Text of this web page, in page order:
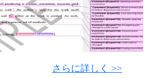
さらに詳しく >>